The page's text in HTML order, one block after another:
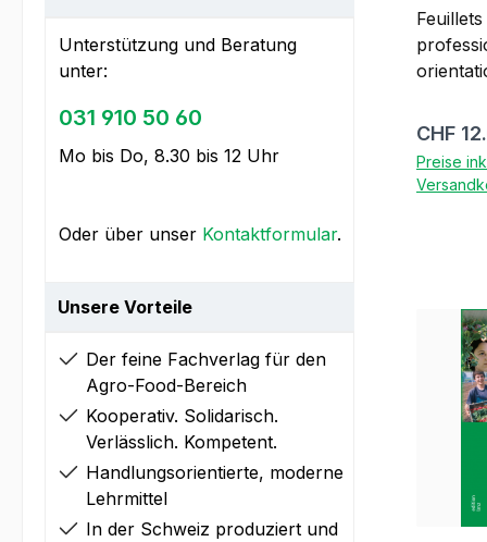
Unterstützung und Beratung
unter:
031 910 50 60
Mo bis Do, 8.30 bis 12 Uhr
Oder über unser Kontaktformular.
Unsere Vorteile
Der feine Fachverlag für den
Agro-Food-Bereich
Kooperativ. Solidarisch.
Verlässlich. Kompetent.
Handlungsorientierte, moderne
Lehrmittel
In der Schweiz produziert und
vinification Le
d'un
viticulteur
parties
au métier
CHF
Preise